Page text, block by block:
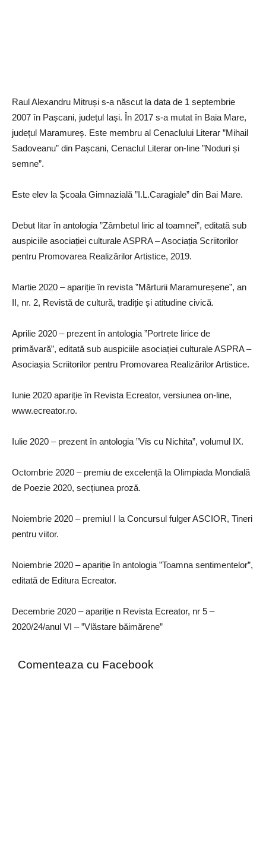
Raul Alexandru Mitruși s-a născut la data de 1 septembrie
2007 în Pașcani, județul Iași. În 2017 s-a mutat în Baia Mare,
județul Maramureș. Este membru al Cenaclului Literar ”Mihail
Sadoveanu” din Pașcani, Cenaclul Literar on-line ”Noduri și
semne”.
Este elev la Școala Gimnazială ”I.L.Caragiale” din Bai Mare.
Debut litar în antologia ”Zâmbetul liric al toamnei”, editată sub
auspiciile asociației culturale ASPRA – Asociația Scriitorilor
pentru Promovarea Realizărilor Artistice, 2019.
Martie 2020 – apariție în revista ”Mărturii Maramureșene”, an
II, nr. 2, Revistă de cultură, tradiție și atitudine civică.
Aprilie 2020 – prezent în antologia ”Portrete lirice de
primăvară”, editată sub auspiciile asociației culturale ASPRA –
Asociașia Scriitorilor pentru Promovarea Realizărilor Artistice.
Iunie 2020 apariție în Revista Ecreator, versiunea on-line,
www.ecreator.ro.
Iulie 2020 – prezent în antologia ”Vis cu Nichita”, volumul IX.
Octombrie 2020 – premiu de excelență la Olimpiada Mondială
de Poezie 2020, secțiunea proză.
Noiembrie 2020 – premiul I la Concursul fulger ASCIOR, Tineri
pentru viitor.
Noiembrie 2020 – apariție în antologia ”Toamna sentimentelor”,
editată de Editura Ecreator.
Decembrie 2020 – apariție n Revista Ecreator, nr 5 –
2020/24/anul VI – ”Vlăstare băimărene”
Comenteaza cu Facebook